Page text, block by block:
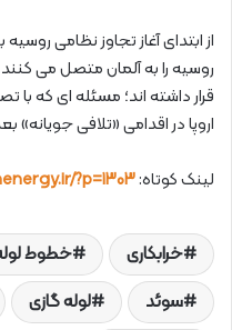
از ابتدای آغاز تجاوز نظامی
روسیه را به آلمان متصل می
قرار داشته اند؛ مسئله ای که
اروپا در اقدامی «تلافی
لینک کوتاه:?p=1303
خرابکاری خطوط
سوئد
لوله گازی